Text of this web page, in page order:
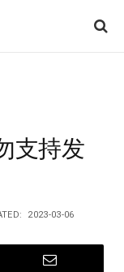
支持发
2023-03-06